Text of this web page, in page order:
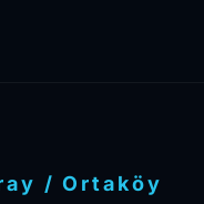
/Ortaköy